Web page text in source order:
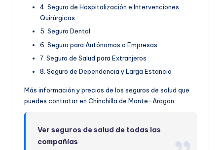
4. Seguro de Hospitalización e Intervenciones
Quirúrgicas
5. Seguro Dental
6. Seguro para Autónomos o Empresas
7. Seguro de Salud para Extranjeros
8. Seguro de Dependencia y Larga Estancia
Más información y precios de los seguros de salud que
puedes contratar en Chinchilla de Monte-Aragón:
Ver seguros de salud de todas las
compañías